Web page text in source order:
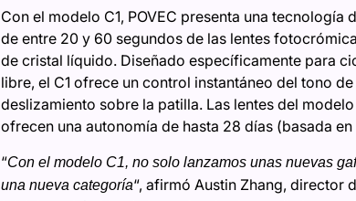
Con el modelo C1, POVEC presenta una
de entre 20 y 60 segundos de las lentes
de cristal líquido. Diseñado específicamente para
libre, el C1 ofrece un control instantáneo del tono
deslizamiento sobre la patilla. Las lentes del
ofrecen una autonomía de hasta 28 días (basada
“Con el modelo C1, no solo lanzamos unas nuevas
una nueva categoría“, afirmó Austin Zhang, director